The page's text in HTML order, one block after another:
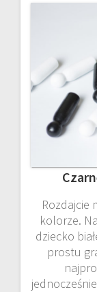
Rozdajcie
kolorze.
dziecko
prostu